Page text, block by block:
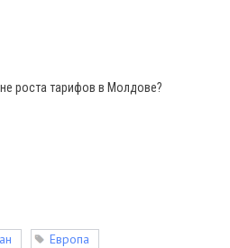
роста тарифов в Молдове?
Европа